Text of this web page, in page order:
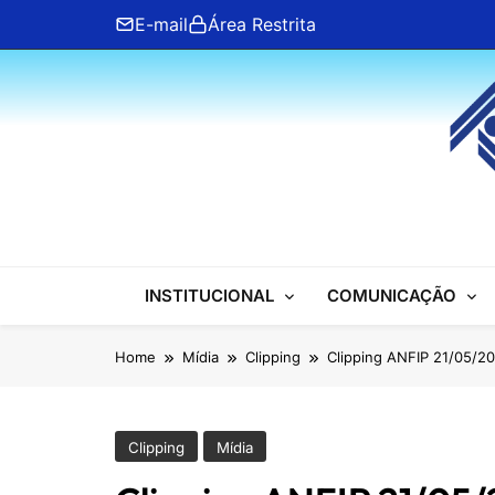
content
E-mail Área Restrita
ANFIP Nacional
INSTITUCIONAL COMUNICAÇÃO
Home Mídia Clipping Clipping ANFIP 21/05/
Clipping Mídia